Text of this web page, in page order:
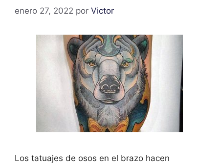
enero 27, 2022 por Victor
Los tatuajes de osos en el brazo hacen